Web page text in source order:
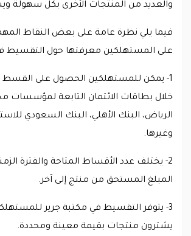
والعديد من المنتجات الأخرى بكل سهولة
فيما يلي نظرة عامة على بعض النقاط
على المستهلكين معرفتها حول التقسيط
1- يمكن للمستهلكين الحصول على القسط
خلال بطاقات الائتمان التابعة لمؤسسات
الرياض، البنك الأهلي، البنك السعودي
وغيرها.
2- يختلف عدد الأقساط المتاحة والفترة
المبلغ المستحق من منتج إلى آخر.
3- يتوفر التقسيط في مكتبة جرير
يشترون منتجات بقيمة معينة ومحددة.